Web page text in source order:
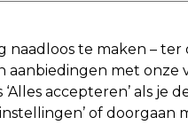
Beauty Salon interieur
naadloos te maken –
aanbiedingen met
accepteren’ als je
of doorgaan